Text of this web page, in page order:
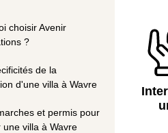
choisir Avenir
?
de la
d'une villa à Wavre
et permis pour
une villa à Wavre